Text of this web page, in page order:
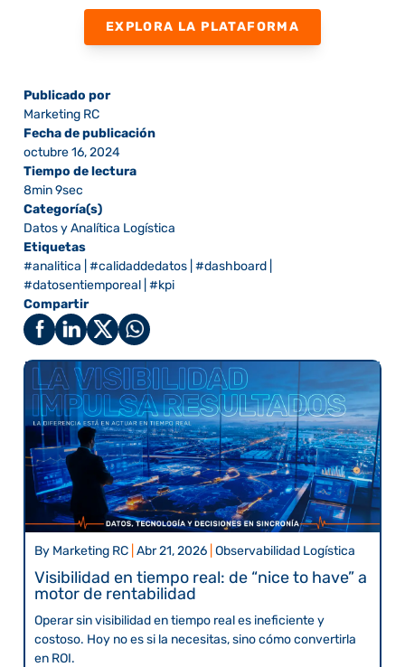
EXPLORA LA PLATAFORMA
Publicado por
Marketing RC
Fecha de publicación
octubre 16, 2024
Tiempo de lectura
8min 9sec
Categoría(s)
Datos y Analítica Logística
Etiquetas
#analitica |#calidaddedatos |#dashboard
#datosentiemporeal |#kpi
Compartir
By Marketing RC |Abr 21, 2026 |Observabilidad Logística
Visibilidad en tiempo real: de “nice to have” a
motor de rentabilidad
Operar sin visibilidad en tiempo real es ineficiente y
costoso. Hoy no es si la necesitas, sino cómo convertirla
en ROI.